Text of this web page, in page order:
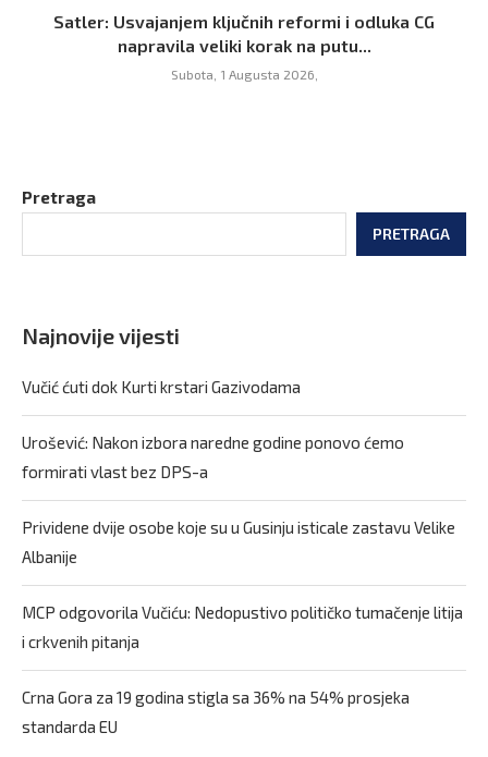
Satler: Usvajanjem ključnih reformi i odluka CG
napravila veliki korak na putu...
Subota, 1 Augusta 2026,
Pretraga
PRETRAGA
Najnovije vijesti
Vučić ćuti dok Kurti krstari Gazivodama
Urošević: Nakon izbora naredne godine ponovo ćemo
formirati vlast bez DPS-a
Prividene dvije osobe koje su u Gusinju isticale zastavu Velike
Albanije
MCP odgovorila Vučiću: Nedopustivo političko tumačenje litija
i crkvenih pitanja
Crna Gora za 19 godina stigla sa 36% na 54% prosjeka
standarda EU